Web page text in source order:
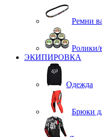
Ремни
Ролики/
ЭКИПИРОВКА
Одежда
Брюки